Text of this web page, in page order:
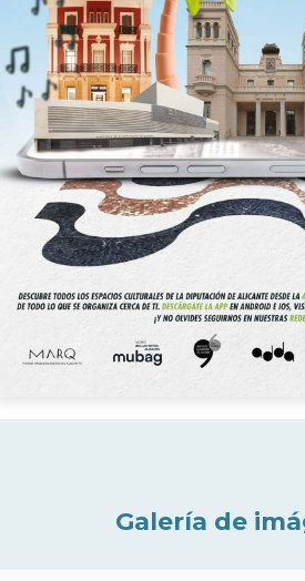
Galería de